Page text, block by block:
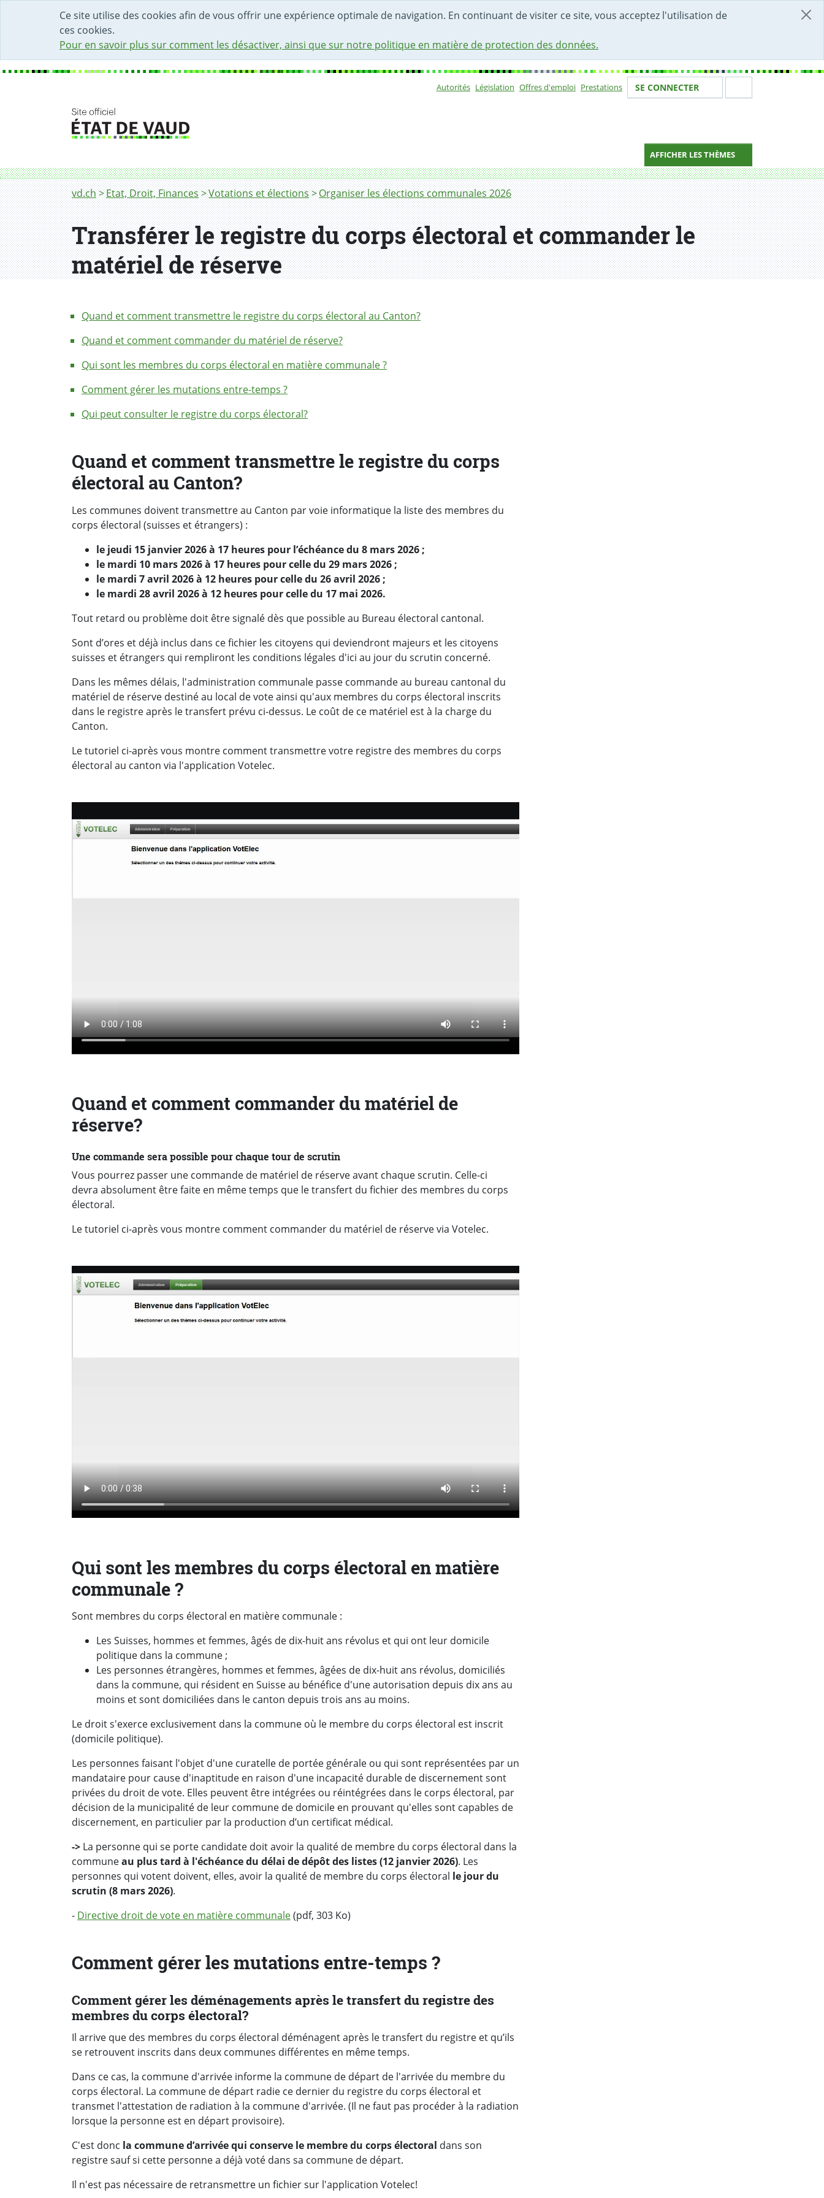
Ce site utilise des cookies afin de vous offrir une expérience optimale de navigation. En continuant de visiter ce site, vous acceptez l'utilisation de
ces cookies.
Pour en savoir plus sur comment les désactiver, ainsi que sur notre politique en matière de protection des données.
DÉBUT DU CONTENU DE LA PAGE
ACCÈS AU CHAMP DE RECHERCHE
PAGE D'ACCUEIL
FORMULAIRE DE CONTACT
Autorités Législation Offres d'emploi Prestations Votre identité
SE CONNECTER
AFFICHER LES THÈMES
Fil d'Ariane
vd.ch Etat, Droit, Finances Votations et élections Organiser les élections communales 2026
Transférer le registre du corps électoral et commander le matériel de réserve
Transférer le registre du corps électoral et commander le
matériel de réserve
Quand et comment transmettre le registre du corps électoral au Canton?
Quand et comment commander du matériel de réserve?
Qui sont les membres du corps électoral en matière communale ?
Comment gérer les mutations entre-temps ?
Qui peut consulter le registre du corps électoral?
Quand et comment transmettre le registre du corps
électoral au Canton?
Les communes doivent transmettre au Canton par voie informatique la liste des membres du
corps électoral (suisses et étrangers) :
le jeudi 15 janvier 2026 à 17 heures pour l’échéance du 8 mars 2026 ;
le mardi 10 mars 2026 à 17 heures pour celle du 29 mars 2026 ;
le mardi 7 avril 2026 à 12 heures pour celle du 26 avril 2026 ;
le mardi 28 avril 2026 à 12 heures pour celle du 17 mai 2026.
Tout retard ou problème doit être signalé dès que possible au Bureau électoral cantonal.
Sont d’ores et déjà inclus dans ce fichier les citoyens qui deviendront majeurs et les citoyens
suisses et étrangers qui rempliront les conditions légales d'ici au jour du scrutin concerné.
Dans les mêmes délais, l'administration communale passe commande au bureau cantonal du
matériel de réserve destiné au local de vote ainsi qu'aux membres du corps électoral inscrits
dans le registre après le transfert prévu ci-dessus. Le coût de ce matériel est à la charge du
Canton.
Le tutoriel ci-après vous montre comment transmettre votre registre des membres du corps
électoral au canton via l'application Votelec.
Quand et comment commander du matériel de
réserve?
Une commande sera possible pour chaque tour de scrutin
Vous pourrez passer une commande de matériel de réserve avant chaque scrutin. Celle-ci
devra absolument être faite en même temps que le transfert du fichier des membres du corps
électoral.
Le tutoriel ci-après vous montre comment commander du matériel de réserve via Votelec.
Qui sont les membres du corps électoral en matière
communale ?
Sont membres du corps électoral en matière communale :
Les Suisses, hommes et femmes, âgés de dix-huit ans révolus et qui ont leur domicile
politique dans la commune ;
Les personnes étrangères, hommes et femmes, âgées de dix-huit ans révolus, domiciliés
dans la commune, qui résident en Suisse au bénéfice d'une autorisation depuis dix ans au
moins et sont domiciliées dans le canton depuis trois ans au moins.
Le droit s'exerce exclusivement dans la commune où le membre du corps électoral est inscrit
(domicile politique).
Les personnes faisant l'objet d'une curatelle de portée générale ou qui sont représentées par un
mandataire pour cause d'inaptitude en raison d'une incapacité durable de discernement sont
privées du droit de vote. Elles peuvent être intégrées ou réintégrées dans le corps électoral, par
décision de la municipalité de leur commune de domicile en prouvant qu'elles sont capables de
discernement, en particulier par la production d’un certificat médical.
-> La personne qui se porte candidate doit avoir la qualité de membre du corps électoral dans la
communeau plus tard à l'échéance du délai de dépôt des listes (12 janvier 2026). Les
personnes qui votent doivent, elles, avoir la qualité de membre du corps électoral le jour du
scrutin (8 mars 2026).
- Directive droit de vote en matière communale(pdf, 303 Ko)
Comment gérer les mutations entre-temps ?
Comment gérer les déménagements après le transfert du registre des
membres du corps électoral?
Il arrive que des membres du corps électoral déménagent après le transfert du registre et qu’ils
se retrouvent inscrits dans deux communes différentes en même temps.
Dans ce cas, la commune d'arrivée informe la commune de départ de l'arrivée du membre du
corps électoral. La commune de départ radie ce dernier du registre du corps électoral et
transmet l'attestation de radiation à la commune d'arrivée. (Il ne faut pas procéder à la radiation
lorsque la personne est en départ provisoire).
C'est donc la commune d’arrivée qui conserve le membre du corps électoral dans son
registre sauf si cette personne a déjà voté dans sa commune de départ.
Il n'est pas nécessaire de retransmettre un fichier sur l'application Votelec!